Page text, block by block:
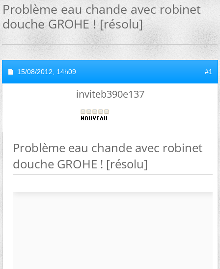
Problème eau chande avec robinet
douche GROHE ! [résolu]
15/08/2012, 14h09 #1
inviteb390e137
Problème eau chande avec robinet
douche GROHE ! [résolu]